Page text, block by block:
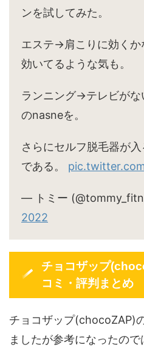
ンを試してみた。
エステ→肩こりに効くか
効いてるような気も。
ランニング→テレビがな
のnasneを。
さらにセルフ脱毛器が
である。
— トミー
2022
チョコザップ
コミ・評判まとめ
チョコザップ(chocoZAP)
ましたが参考になったの